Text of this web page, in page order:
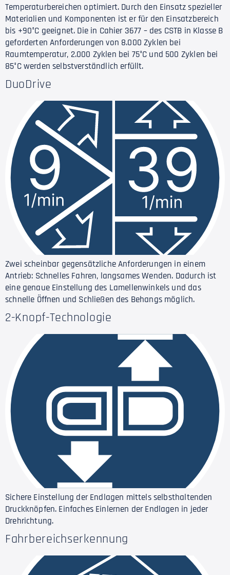
Temperaturbereichen optimiert. Durch den Einsatz spezieller
Materialien und Komponenten ist er für den Einsatzbereich
bis +90°C geeignet. Die in Cahier 3677 – des CSTB in Klasse B
geforderten Anforderungen von 8.000 Zyklen bei
Raumtemperatur, 2.000 Zyklen bei 75°C und 500 Zyklen bei
85°C werden selbstverständlich erfüllt.
DuoDrive
Zwei scheinbar gegensätzliche Anforderungen in einem
Antrieb: Schnelles Fahren, langsames Wenden. Dadurch ist
eine genaue Einstellung des Lamellenwinkels und das
schnelle Öffnen und Schließen des Behangs möglich.
2-Knopf-Technologie
Sichere Einstellung der Endlagen mittels selbsthaltenden
Druckknöpfen. Einfaches Einlernen der Endlagen in jeder
Drehrichtung.
Fahrbereichserkennung